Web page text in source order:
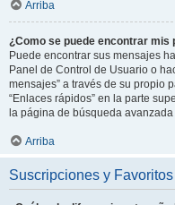
Arriba
¿Como se puede encontrar
Puede encontrar sus mensajes
Panel de Control de Usuario o
mensajes” a través de su propio
“Enlaces rápidos” en la parte
la página de búsqueda
Arriba
Suscripciones y Favoritos